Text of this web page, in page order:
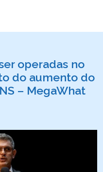
operadas no
do aumento do
– MegaWhat